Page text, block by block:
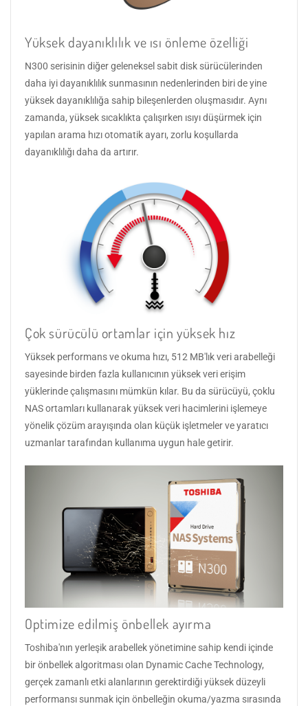
Yüksek dayanıklılık ve ısı önleme özelliği
N300 serisinin diğer geleneksel sabit disk sürücülerinden
daha iyi dayanıklılık sunmasının nedenlerinden biri de yine
yüksek dayanıklılığa sahip bileşenlerden oluşmasıdır. Aynı
zamanda, yüksek sıcaklıkta çalışırken ısıyı düşürmek için
yapılan arama hızı otomatik ayarı, zorlu koşullarda
dayanıklılığı daha da artırır.
Çok sürücülü ortamlar için yüksek hız
Yüksek performans ve okuma hızı, 512 MB'lık veri arabelleği
sayesinde birden fazla kullanıcının yüksek veri erişim
yüklerinde çalışmasını mümkün kılar. Bu da sürücüyü, çoklu
NAS ortamları kullanarak yüksek veri hacimlerini işlemeye
yönelik çözüm arayışında olan küçük işletmeler ve yaratıcı
uzmanlar tarafından kullanıma uygun hale getirir.
Optimize edilmiş önbellek ayırma
Toshiba'nın yerleşik arabellek yönetimine sahip kendi içinde
bir önbellek algoritması olan Dynamic Cache Technology,
gerçek zamanlı etki alanlarının gerektirdiği yüksek düzeyli
performansı sunmak için önbelleğin okuma/yazma sırasında